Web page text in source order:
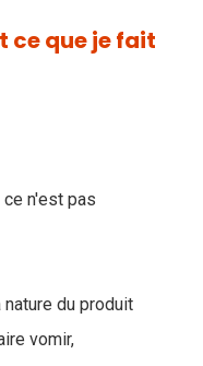
ce que je fait
n'est pas
du produit
vomir,